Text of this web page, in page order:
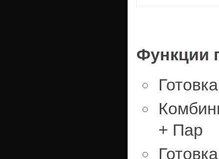
Функции
+ Пар